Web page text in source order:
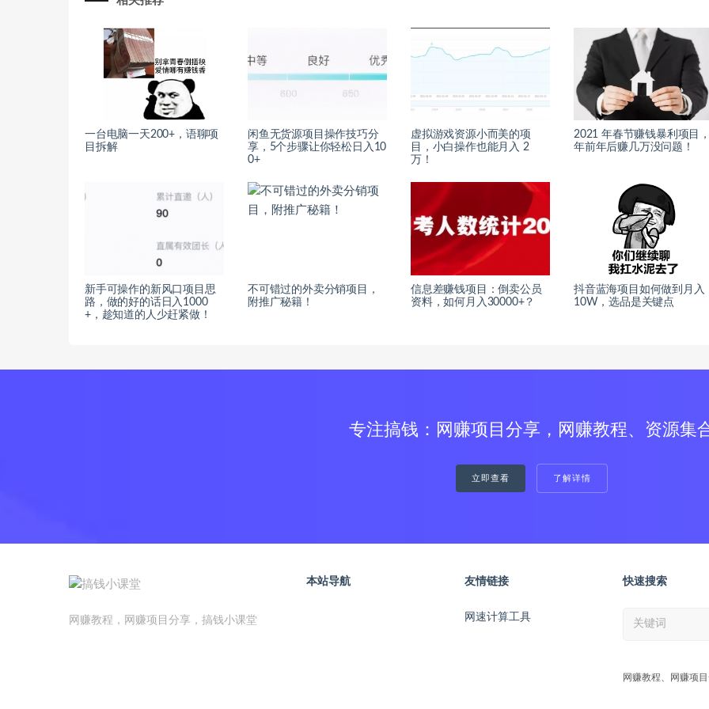
一台电脑一天200+，语聊项
目拆解
闲鱼无货源项目操作技巧分
享，5个步骤让你轻松日入10
0+
虚拟游戏资源小而美的项
目，小白操作也能月入 2
万！
2021 年春节赚钱暴利项目
年前年后赚几万没问题！
新手可操作的新风口项目思
路，做的好的话日入1000
+，趁知道的人少赶紧做！
不可错过的外卖分销项目，
附推广秘籍！
信息差赚钱项目：倒卖公员
资料，如何月入30000+？
抖音蓝海项目如何做到月入
10W，选品是关键点
专注搞钱：网赚项目分享，网赚教程、资源集
立即查看 了解详情
网赚教程，网赚项目分享，搞钱小课堂
本站导航 友情链接
网速计算工具
快速搜索
网赚教程、网赚项